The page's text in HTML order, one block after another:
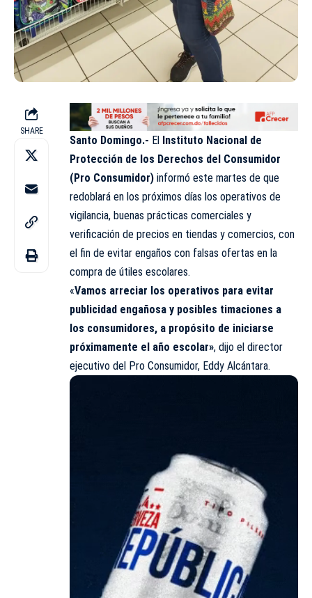
SHARE
Santo Domingo.- El Instituto Nacional de
Protección de los Derechos del Consumidor
(Pro Consumidor) informó este martes de que
redoblará en los próximos días los operativos de
vigilancia, buenas prácticas comerciales y
verificación de precios en tiendas y comercios, con
el fin de evitar engaños con falsas ofertas en la
compra de útiles escolares.
«Vamos arreciar los operativos para evitar
publicidad engañosa y posibles timaciones a
los consumidores, a propósito de iniciarse
próximamente el año escolar», dijo el director
ejecutivo del Pro Consumidor, Eddy Alcántara.